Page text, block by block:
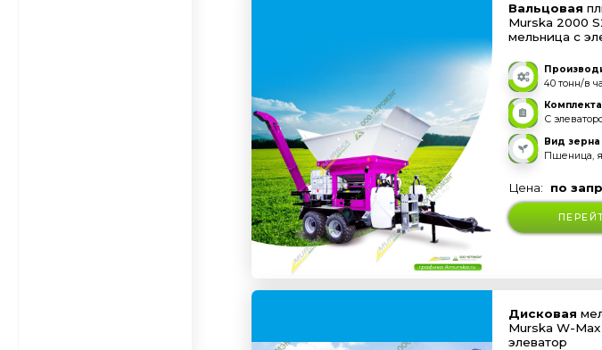
Вальцовая
Murska 2000
мельница с
40 тонн/в
С
Вид зерна
Цена: по
Дисковая
Murska W-Max
элеватор